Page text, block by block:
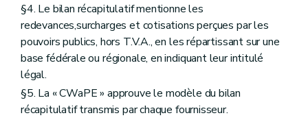
§4. Le bilan récapitulatif mentionne les
redevances,surcharges et cotisations perçues par les
pouvoirs publics, hors T.V.A., en les répartissant sur une
base fédérale ou régionale, en indiquant leur intitulé
légal.
§5. La « CWaPE » approuve le modèle du bilan
récapitulatif transmis par chaque fournisseur.